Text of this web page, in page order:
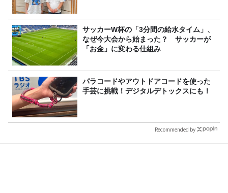
サッカーW杯の「3分間の給水タイム」、
なぜ今大会から始まった？ サッカーが
「お金」に変わる仕組み
パラコードやアウトドアコードを使った
手芸に挑戦！デジタルデトックスにも！
Recommended by